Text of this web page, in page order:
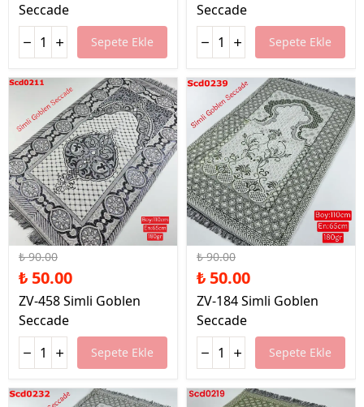
Seccade
Sepete Ekle
Seccade
Sepete Ekle
%44 İndirim
₺ 90.00
₺ 50.00
ZV-458 Simli Goblen
Seccade
Sepete Ekle
%44 İndirim
₺ 90.00
₺ 50.00
ZV-184 Simli Goblen
Seccade
Sepete Ekle